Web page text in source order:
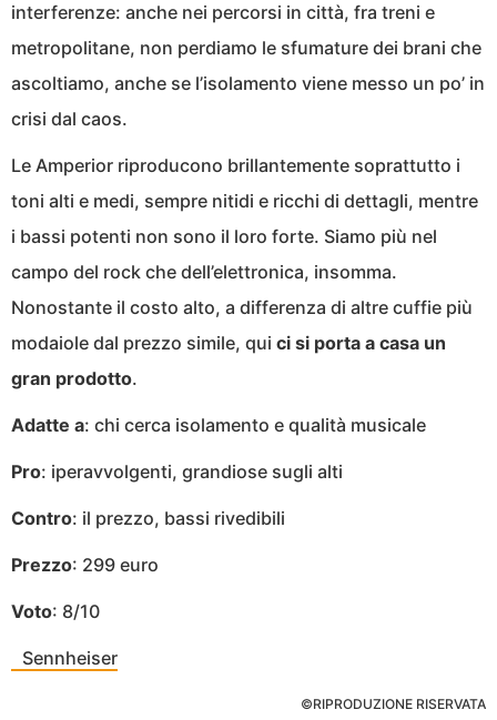
interferenze: anche nei percorsi in città, fra treni e
metropolitane, non perdiamo le sfumature dei brani che
ascoltiamo, anche se l’isolamento viene messo un po’ in
crisi dal caos.
Le Amperior riproducono brillantemente soprattutto i
toni alti e medi, sempre nitidi e ricchi di dettagli, mentre
i bassi potenti non sono il loro forte. Siamo più nel
campo del rock che dell’elettronica, insomma.
Nonostante il costo alto, a differenza di altre cuffie più
modaiole dal prezzo simile, qui ci si porta a casa un
gran prodotto.
Adatte a: chi cerca isolamento e qualità musicale
Pro: iperavvolgenti, grandiose sugli alti
Contro: il prezzo, bassi rivedibili
Prezzo: 299 euro
Voto: 8/10
Sennheiser
©RIPRODUZIONE RISERVATA